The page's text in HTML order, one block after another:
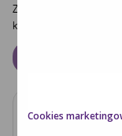
Zapamiętaj moje dane w
komentarzy.
Zobacz również
Cookies